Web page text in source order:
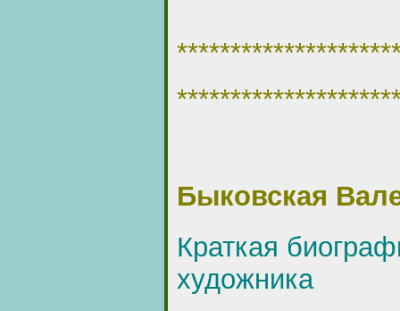
Быковская
Краткая
художника